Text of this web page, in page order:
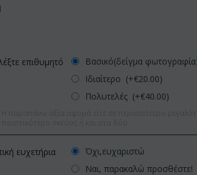
επιθυμητό
Βασικό(δείγμα
Ιδιαίτερο (+€20.00)
Πολυτελές (+€40.00)
ευχετήρια
Όχι,ευχαριστώ
Ναι, παρακαλώ προσθέστε!